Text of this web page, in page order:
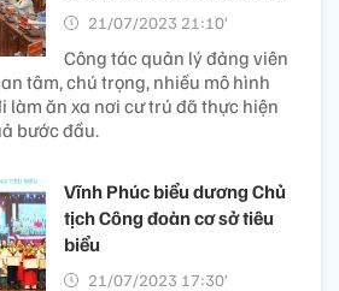
21/07/2023 21:10’
Công tác quản lý đảng viên
tâm, chú trọng, nhiều mô hình
làm ăn xa nơi cư trú đã thực hiện
bước đầu.
Vĩnh Phúc biểu dương Chủ
tịch Công đoàn cơ sở tiêu
biểu
21/07/2023 17:30’